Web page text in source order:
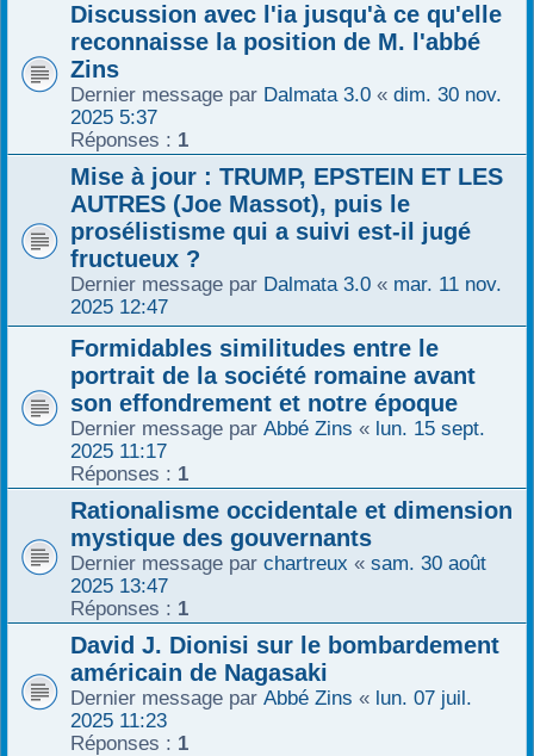
Discussion avec l'ia jusqu'à ce qu'elle
reconnaisse la position de M. l'abbé
Zins
Dernier message par Dalmata 3.0 « dim. 30 nov.
2025 5:37
Réponses : 1
Mise à jour : TRUMP, EPSTEIN ET LES
AUTRES (Joe Massot), puis le
prosélistisme qui a suivi est-il jugé
fructueux ?
Dernier message par Dalmata 3.0 « mar. 11 nov.
2025 12:47
Formidables similitudes entre le
portrait de la société romaine avant
son effondrement et notre époque
Dernier message par Abbé Zins « lun. 15 sept.
2025 11:17
Réponses : 1
Rationalisme occidentale et dimension
mystique des gouvernants
Dernier message par chartreux « sam. 30 août
2025 13:47
Réponses : 1
David J. Dionisi sur le bombardement
américain de Nagasaki
Dernier message par Abbé Zins « lun. 07 juil.
2025 11:23
Réponses : 1